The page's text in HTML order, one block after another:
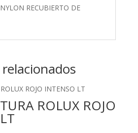
RECUBIERTO DE
ROLUX ROJO